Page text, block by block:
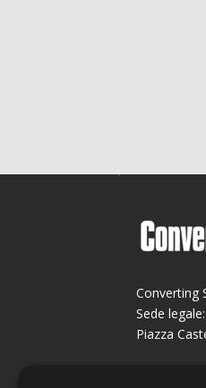
Converting
Sede legale:
Piazza